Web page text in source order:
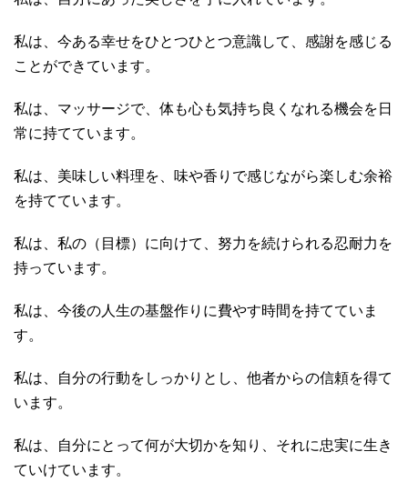
私は、今ある幸せをひとつひとつ意識して、感謝を感じる
ことができています。
私は、マッサージで、体も心も気持ち良くなれる機会を日
常に持てています。
私は、美味しい料理を、味や香りで感じながら楽しむ余裕
を持てています。
私は、私の（目標）に向けて、努力を続けられる忍耐力を
持っています。
私は、今後の人生の基盤作りに費やす時間を持てていま
す。
私は、自分の行動をしっかりとし、他者からの信頼を得て
います。
私は、自分にとって何が大切かを知り、それに忠実に生き
ていけています。